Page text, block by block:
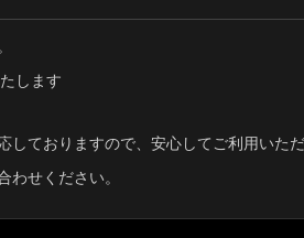
します
ておりますので、安心してご利用いただ
せください。